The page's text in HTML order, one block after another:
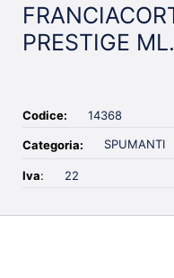
PRESTIGE
Codice: 14368
Categoria: SPUMANTI
Iva: 22